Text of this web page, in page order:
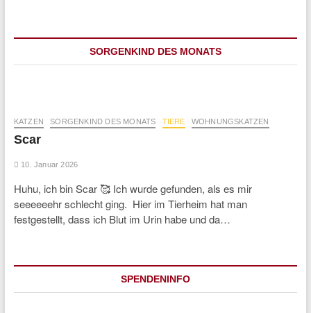
SORGENKIND DES MONATS
KATZEN SORGENKIND DES MONATS TIERE WOHNUNGSKATZEN
Scar
10. Januar 2026
Huhu, ich bin Scar 🥰 Ich wurde gefunden, als es mir
seeeeeehr schlecht ging. Hier im Tierheim hat man
festgestellt, dass ich Blut im Urin habe und da…
SPENDENINFO